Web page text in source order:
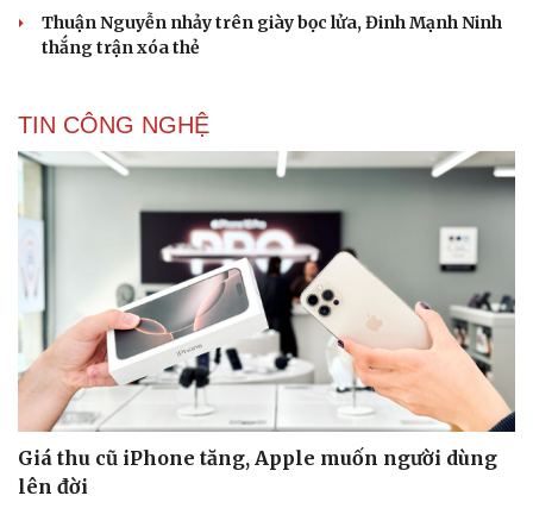
Thuận Nguyễn nhảy trên giày bọc lửa, Đinh Mạnh Ninh
thắng trận xóa thẻ
TIN CÔNG NGHỆ
Giá thu cũ iPhone tăng, Apple muốn người dùng
lên đời